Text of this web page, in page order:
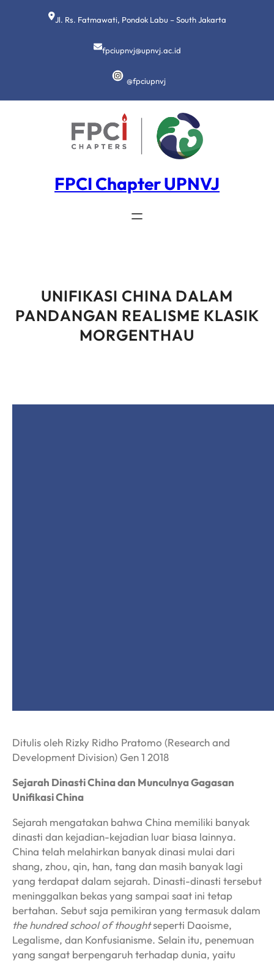
Jl. Rs. Fatmawati, Pondok Labu – South Jakarta
fpciupnvj@upnvj.ac.id
@fpciupnvj
FPCI Chapter UPNVJ
UNIFIKASI CHINA DALAM
PANDANGAN REALISME KLASIK
MORGENTHAU
Ditulis oleh Rizky Ridho Pratomo (Research and
Development Division) Gen 1 2018
Sejarah Dinasti China dan Munculnya Gagasan
Unifikasi China
Sejarah mengatakan bahwa China memiliki banyak
dinasti dan kejadian-kejadian luar biasa lainnya.
China telah melahirkan banyak dinasi mulai dari
shang, zhou, qin, han, tang dan masih banyak lagi
yang terdapat dalam sejarah. Dinasti-dinasti tersebut
meninggalkan bekas yang sampai saat ini tetap
bertahan. Sebut saja pemikiran yang termasuk dalam
the hundred school of thoughtseperti Daoisme,
Legalisme, dan Konfusianisme. Selain itu, penemuan
yang sangat berpengaruh terhadap dunia, yaitu